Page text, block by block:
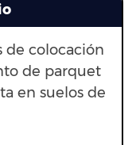
de colocación
de parquet
en suelos de